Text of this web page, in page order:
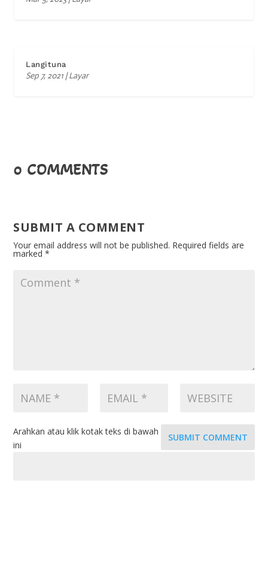
Langituna
Sep 7, 2021 |Layar
0 COMMENTS
SUBMIT A COMMENT
Your email address will not be published. Required fields are
marked*
SUBMIT COMMENT
Arahkan atau klik kotak teks di bawah
ini